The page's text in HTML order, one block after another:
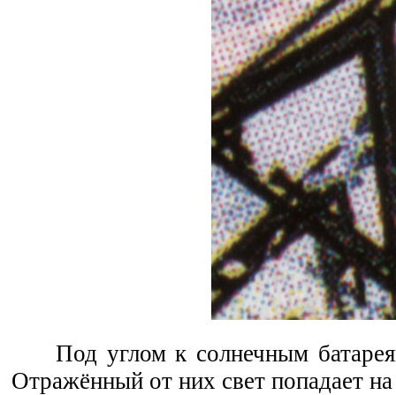
Под углом к солнечным
Отражённый от них свет попадает